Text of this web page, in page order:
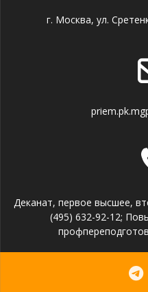
г. Москва, ул.
Деканат, первое высшее,
(495) 632-92-12;